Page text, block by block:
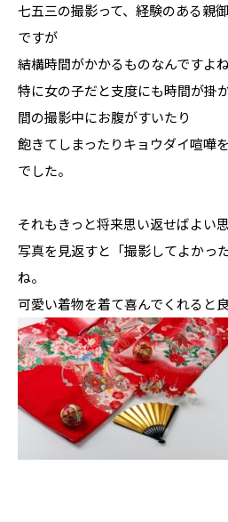
七五三の撮影って、経験のある親
ですが
結構時間がかかるものなんですよね
特に女の子だと支度にも時間が掛
間の撮影中にお腹がすいたり
飽きてしまったりキョウダイ喧嘩
でした。
それもきっと将来思い返せばよい
写真を見返すと「撮影してよかっ
ね。
可愛い着物を着て喜んでくれると